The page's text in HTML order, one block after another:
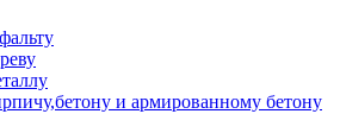
и армированному бетону